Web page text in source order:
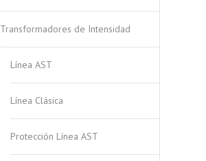
Transformadores de Intensidad
Línea AST
Línea Clásica
Protección Línea AST